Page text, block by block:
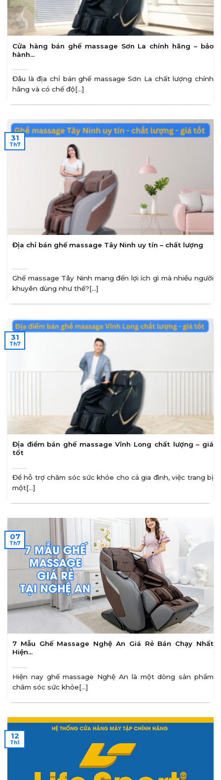
Cửa hàng bán ghế massage Sơn La chính hãng – bảo
hành…
Đâu là địa chỉ bán ghế massage Sơn La chất lượng chính
hãng và có chế độ[...]
Địa chỉ bán ghế massage Tây Ninh uy tín – chất lượng
Ghế massage Tây Ninh mang đến lợi ích gì mà nhiều người
khuyên dùng như thế?[...]
31
Th7
Địa điểm bán ghế massage Vĩnh Long chất lượng – giá
tốt
Để hỗ trợ chăm sóc sức khỏe cho cả gia đình, việc trang bị
một[...]
31
Th7
7 Mẫu Ghế Massage Nghệ An Giá Rẻ Bán Chạy Nhất
Hiện…
Hiện nay ghế massage Nghệ An là một dòng sản phẩm
chăm sóc sức khỏe[...]
07
Th7
12
Th1